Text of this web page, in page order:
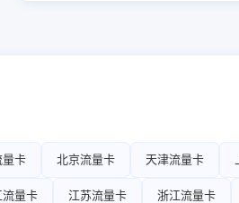
量卡 北京流量卡 天津流量卡
量卡 江苏流量卡 浙江流量卡